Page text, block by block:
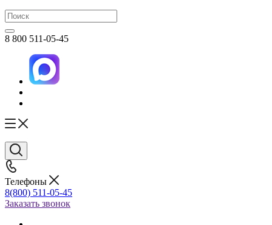
8 800 511-05-45
Телефоны
8(800) 511-05-45
Заказать звонок